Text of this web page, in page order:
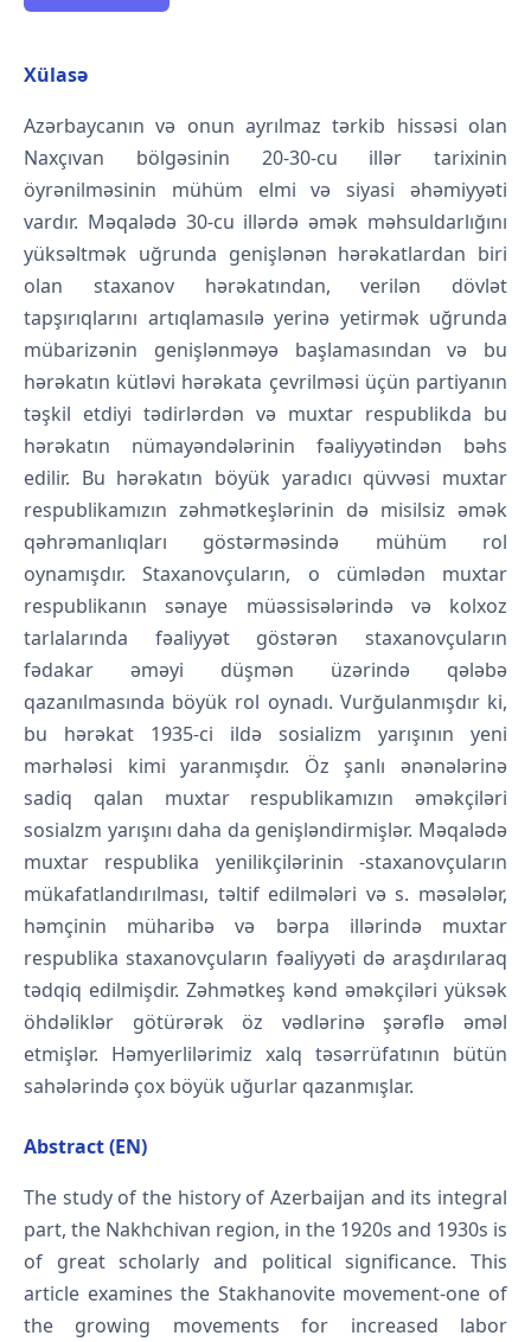
Xülasə
Azərbaycanın və onun ayrılmaz tərkib hissəsi olan
Naxçıvan bölgəsinin 20-30-cu illər tarixinin
öyrənilməsinin mühüm elmi və siyasi əhəmiyyəti
vardır. Məqalədə 30-cu illərdə əmək məhsuldarlığını
yüksəltmək uğrunda genişlənən hərəkatlardan biri
olan staxanov hərəkatından, verilən dövlət
tapşırıqlarını artıqlamasılə yerinə yetirmək uğrunda
mübarizənin genişlənməyə başlamasından və bu
hərəkatın kütləvi hərəkata çevrilməsi üçün partiyanın
təşkil etdiyi tədirlərdən və muxtar respublikda bu
hərəkatın nümayəndələrinin fəaliyyətindən bəhs
edilir. Bu hərəkatın böyük yaradıcı qüvvəsi muxtar
respublikamızın zəhmətkeşlərinin də misilsiz əmək
qəhrəmanlıqları göstərməsində mühüm rol
oynamışdır. Staxanovçuların, o cümlədən muxtar
respublikanın sənaye müəssisələrində və kolxoz
tarlalarında fəaliyyət göstərən staxanovçuların
fədakar əməyi düşmən üzərində qələbə
qazanılmasında böyük rol oynadı. Vurğulanmışdır ki,
bu hərəkat 1935-ci ildə sosializm yarışının yeni
mərhələsi kimi yaranmışdır. Öz şanlı ənənələrinə
sadiq qalan muxtar respublikamızın əməkçiləri
sosialzm yarışını daha da genişləndirmişlər. Məqalədə
muxtar respublika yenilikçilərinin -staxanovçuların
mükafatlandırılması, təltif edilmələri və s. məsələlər,
həmçinin müharibə və bərpa illərində muxtar
respublika staxanovçuların fəaliyyəti də araşdırılaraq
tədqiq edilmişdir. Zəhmətkeş kənd əməkçiləri yüksək
öhdəliklər götürərək öz vədlərinə şərəflə əməl
etmişlər. Həmyerlilərimiz xalq təsərrüfatının bütün
sahələrində çox böyük uğurlar qazanmışlar.
Abstract (EN)
The study of the history of Azerbaijan and its integral
part, the Nakhchivan region, in the 1920s and 1930s is
of great scholarly and political significance. This
article examines the Stakhanovite movement-one of
the growing movements for increased labor